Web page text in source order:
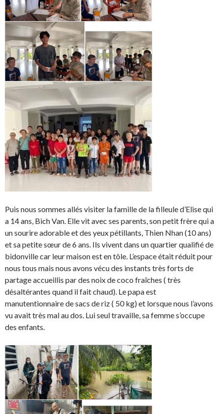
Puis nous sommes allés visiter la famille de la filleule d’Elise qui
a 14 ans, Bich Van. Elle vit avec ses parents, son petit frère qui a
un sourire adorable et des yeux pétillants, Thien Nhan (10 ans)
et sa petite sœur de 6 ans. Ils vivent dans un quartier qualifié de
bidonville car leur maison est en tôle. L’espace était réduit pour
nous tous mais nous avons vécu des instants très forts de
partage accueillis par des noix de coco fraîches ( très
désaltérantes quand il fait chaud). Le papa est
manutentionnaire de sacs de riz ( 50 kg) et lorsque nous l’avons
vu avait très mal au dos. Lui seul travaille, sa femme s’occupe
des enfants.